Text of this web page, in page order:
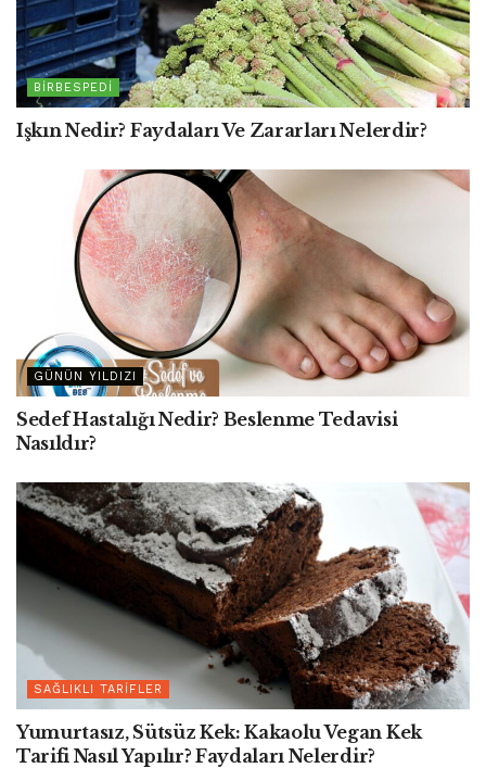
BIRBESPEDI
Işkın Nedir? Faydaları Ve Zararları Nelerdir?
GÜNÜN YILDIZI
Sedef Hastalığı Nedir? Beslenme Tedavisi
Nasıldır?
SAĞLIKLI TARIFLER
Yumurtasız, Sütsüz Kek: Kakaolu Vegan Kek
Tarifi Nasıl Yapılır? Faydaları Nelerdir?